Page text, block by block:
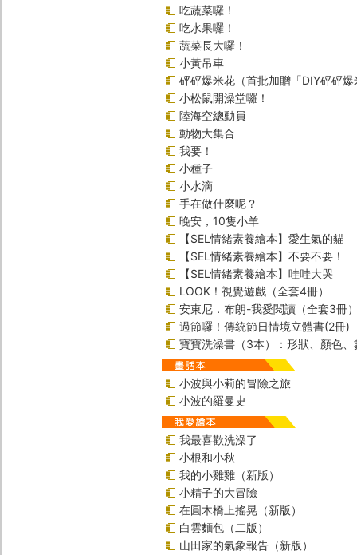
吃蔬菜囉！
吃水果囉！
蔬菜長大囉！
小黃吊車
砰砰爆米花（首批加贈「DIY砰砰
小松鼠開澡堂囉！
陸海空總動員
動物大集合
我要！
小種子
小水滴
手在做什麼呢？
晚安，10隻小羊
【SEL情緒素養繪本】愛生氣的貓
【SEL情緒素養繪本】不要不要！
【SEL情緒素養繪本】哇哇大哭
LOOK！視覺遊戲（全套4冊）
安東尼．布朗-我愛閱讀（全套3冊
過節囉！傳統節日情境立體書(2冊)
寶寶洗澡書（3本）：形狀、顏色、
小波與小莉的冒險之旅
小波的羅曼史
我最喜歡洗澡了
小根和小秋
我的小雞雞（新版）
小精子的大冒險
在圓木橋上搖晃（新版）
白雲麵包（二版）
山田家的氣象報告（新版）